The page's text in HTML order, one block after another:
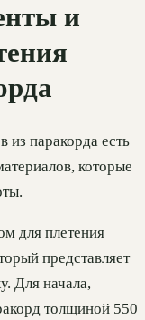
и
из паракорда есть
которые
для плетения
представляет
Для начала,
толщиной 550